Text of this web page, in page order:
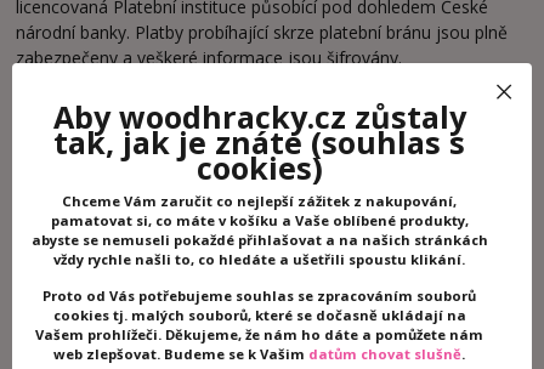
licencovaná Platební instituce působící pod dohledem České
národní banky. Platby probíhající skrze platební bránu jsou plně
zabezpečeny a veškeré informace jsou šifrovány.
Platba kartou
Nejrychlejší způsob zaplacení online. Do rozhraní platební brány
ComGate zadáte číslo karty, datum platnosti a CVC kód – tři
čísla, která najdete v podpisovém proužku na zadní straně karty.
Vše je zabezpečeno standardem 3D Secure, a tak budete nejspíš
požádáni o zadání číselného kódu, který obdržíte SMSkou od své
banky.
Aby woodhracky.cz zůstaly
tak, jak je znáte(souhlas s
cookies)
Chceme Vám zaručit co nejlepší zážitek z nakupování,
pamatovat si, co máte v košíku a Vaše oblíbené produkty,
abyste se nemuseli pokaždé přihlašovat a na našich stránkách
vždy rychle našli to, co hledáte a ušetřili spoustu klikání.
Proto od Vás potřebujeme souhlas se zpracováním souborů
cookies tj. malých souborů, které se dočasně ukládají na
Vašem prohlížeči. Děkujeme, že nám ho dáte a pomůžete nám
web zlepšovat. Budeme se k Vašim datům chovat slušně.